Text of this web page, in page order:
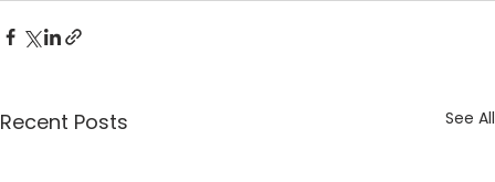
Recent Posts See All